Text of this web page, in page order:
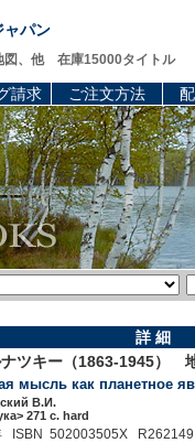
ャパン
図、他 在庫15000タイトル
請求 ご注文方法
詳 細
ツキー（1863-1945）
мысль как планетное
В.И.
271 c. hard
ISBN 502003505X R262149